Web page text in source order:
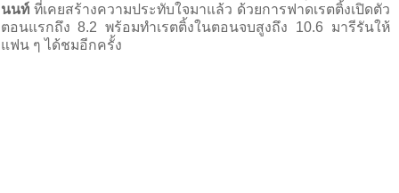
นนท์ที่เคยสร้างความประทับใจมาแล้ว ด้วยการฟาดเรตติ้งเปิดตัว
ตอนแรกถึง8.2 พร้อมทำเรตติ้งในตอนจบสูงถึง 10.6 มารีรันให้
แฟน ๆ ได้ชมอีกครั้ง